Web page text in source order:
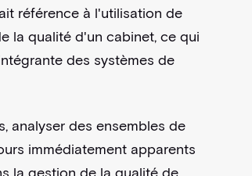
référence à l'utilisation de
la qualité d'un cabinet, ce qui
des systèmes de
analyser des ensembles de
immédiatement apparents